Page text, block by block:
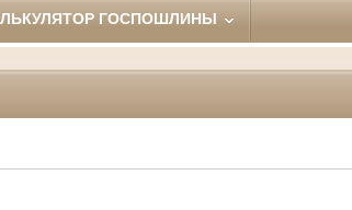
ГОСПОШЛИНЫ